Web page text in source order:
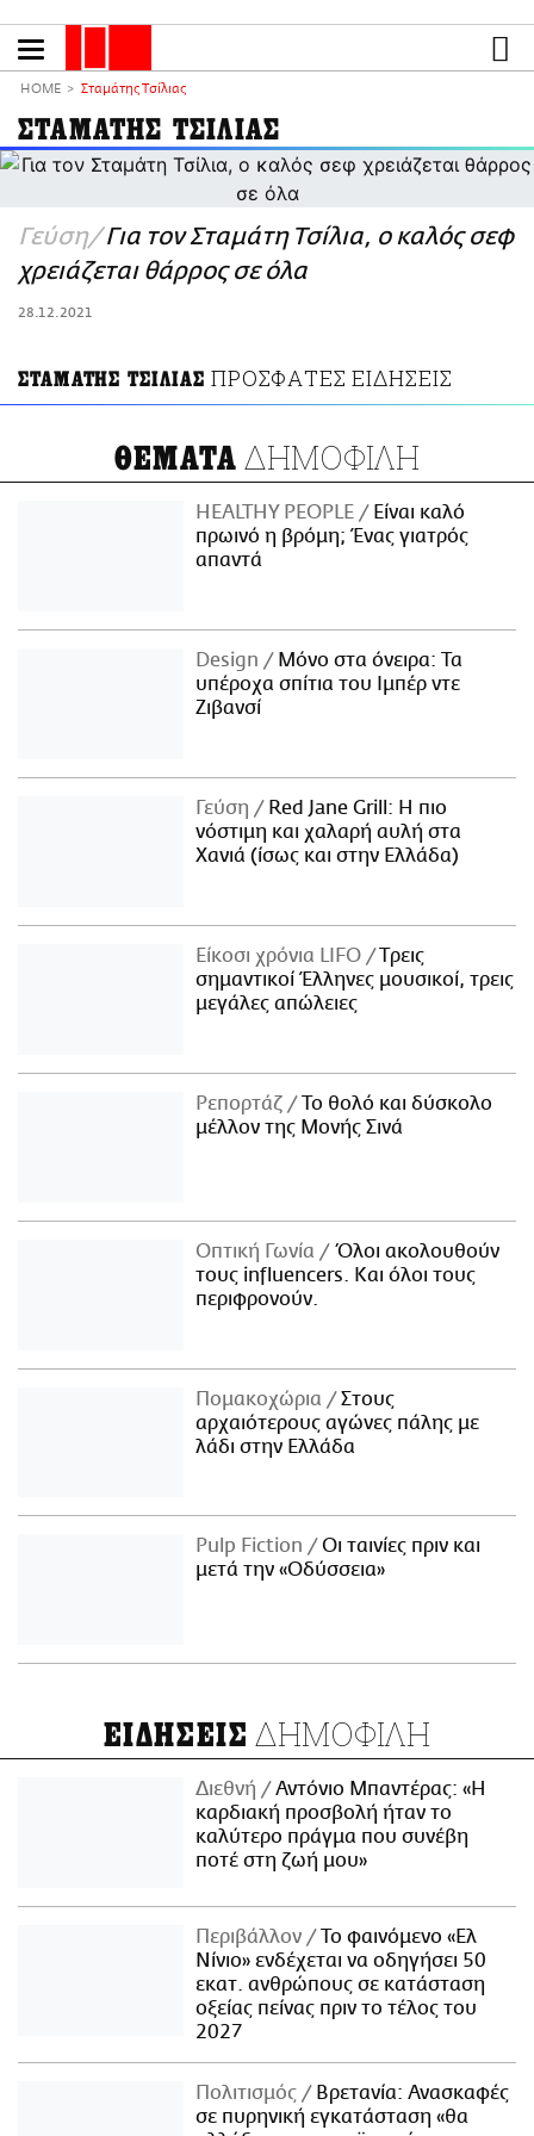
το
LIFO SHOP
NEWSLETTER
THE GOOD LIFO
ΕΙΔΗΣΕΙΣ
CULTURE
ΑΠΟΨΕΙΣ
PODCASTS
Plus
HOME Σταμάτης Τσίλιας
ΣΤΑΜΑΤΗΣ ΤΣΙΛΙΑΣ
Γεύση Για τον Σταμάτη Τσίλια, ο καλός σεφ
χρειάζεται θάρρος σε όλα
28.12.2021
ΣΤΑΜΑΤΗΣ ΤΣΙΛΙΑΣ ΠΡΟΣΦΑΤΕΣ ΕΙΔΗΣΕΙΣ
ΘΕΜΑΤΑ ΔΗΜΟΦΙΛΗ
HEALTHY PEOPLE
Είναι καλό
πρωινό η βρόμη; Ένας γιατρός
απαντά
Design
Μόνο στα όνειρα: Τα
υπέροχα σπίτια του Ιμπέρ ντε
Ζιβανσί
Γεύση
Red Jane Grill: Η πιο
νόστιμη και χαλαρή αυλή στα
Χανιά (ίσως και στην Ελλάδα)
Είκοσι χρόνια LIFO
Tρεις
σημαντικοί Έλληνες μουσικοί, τρεις
μεγάλες απώλειες
Ρεπορτάζ
Το θολό και δύσκολο
μέλλον της Μονής Σινά
Οπτική Γωνία
Όλοι ακολουθούν
τους influencers. Και όλοι τους
περιφρονούν.
Πομακοχώρια
Στους
αρχαιότερους αγώνες πάλης με
λάδι στην Ελλάδα
Pulp Fiction
Οι ταινίες πριν και
μετά την «Οδύσσεια»
ΕΙΔΗΣΕΙΣ ΔΗΜΟΦΙΛΗ
Διεθνή
Αντόνιο Μπαντέρας: «Η
καρδιακή προσβολή ήταν το
καλύτερο πράγμα που συνέβη
ποτέ στη ζωή μου»
Περιβάλλον
Το φαινόμενο «Ελ
Νίνιο» ενδέχεται να οδηγήσει 50
εκατ. ανθρώπους σε κατάσταση
οξείας πείνας πριν το τέλος του
2027
Πολιτισμός
Βρετανία: Ανασκαφές
σε πυρηνική εγκατάσταση «θα